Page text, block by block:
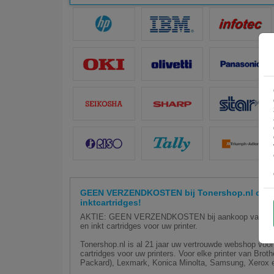
GEEN VERZENDKOSTEN bij Tonershop.nl
inktcartridges!
AKTIE: GEEN VERZENDKOSTEN bij aankoop van
en inkt cartridges voor uw printer.
Tonershop.nl is al 21 jaar uw vertrouwde webshop
cartridges voor uw printers. Voor elke printer van
Packard), Lexmark, Konica Minolta, Samsung, Xerox